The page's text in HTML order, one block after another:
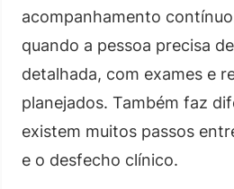
acompanhamento
quando a pessoa precisa
detalhada, com exames e
planejados. Também faz
existem muitos passos
e o desfecho clínico.